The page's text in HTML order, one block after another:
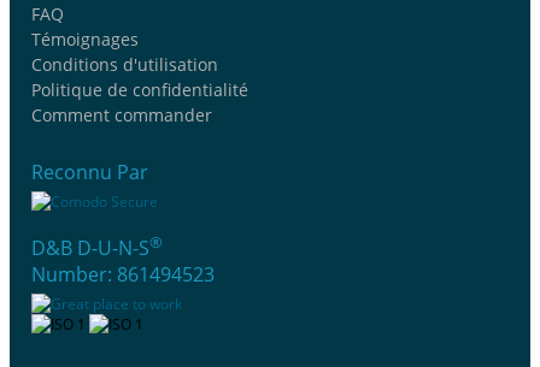
FAQ
Témoignages
Conditions d'utilisation
Politique de confidentialité
Comment commander
Reconnu Par
D&B D-U-N-S®
Number: 861494523